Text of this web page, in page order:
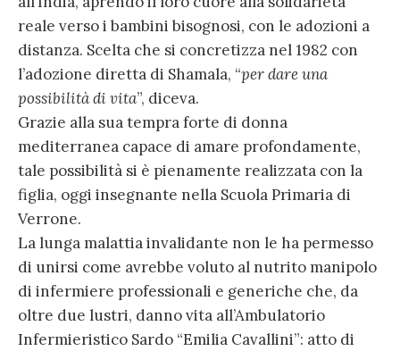
reale verso i bambini bisognosi, con le adozioni a
distanza. Scelta che si concretizza nel 1982 con
l’adozione diretta di Shamala, “per dare una
possibilità di vita”, diceva.
Grazie alla sua tempra forte di donna
mediterranea capace di amare profondamente,
tale possibilità si è pienamente realizzata con la
figlia, oggi insegnante nella Scuola Primaria di
Verrone.
La lunga malattia invalidante non le ha permesso
di unirsi come avrebbe voluto al nutrito manipolo
di infermiere professionali e generiche che, da
oltre due lustri, danno vita all’Ambulatorio
Infermieristico Sardo “Emilia Cavallini”: atto di